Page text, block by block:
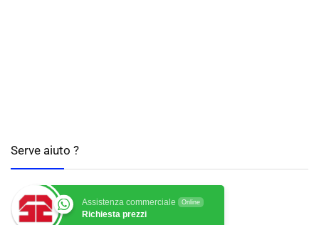
Serve aiuto ?
Assistenza commerciale Online
Richiesta prezzi